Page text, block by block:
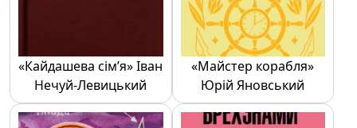
«Кайдашева сім’я» Іван
Нечуй-Левицький
«Майстер корабля»
Юрій Яновський